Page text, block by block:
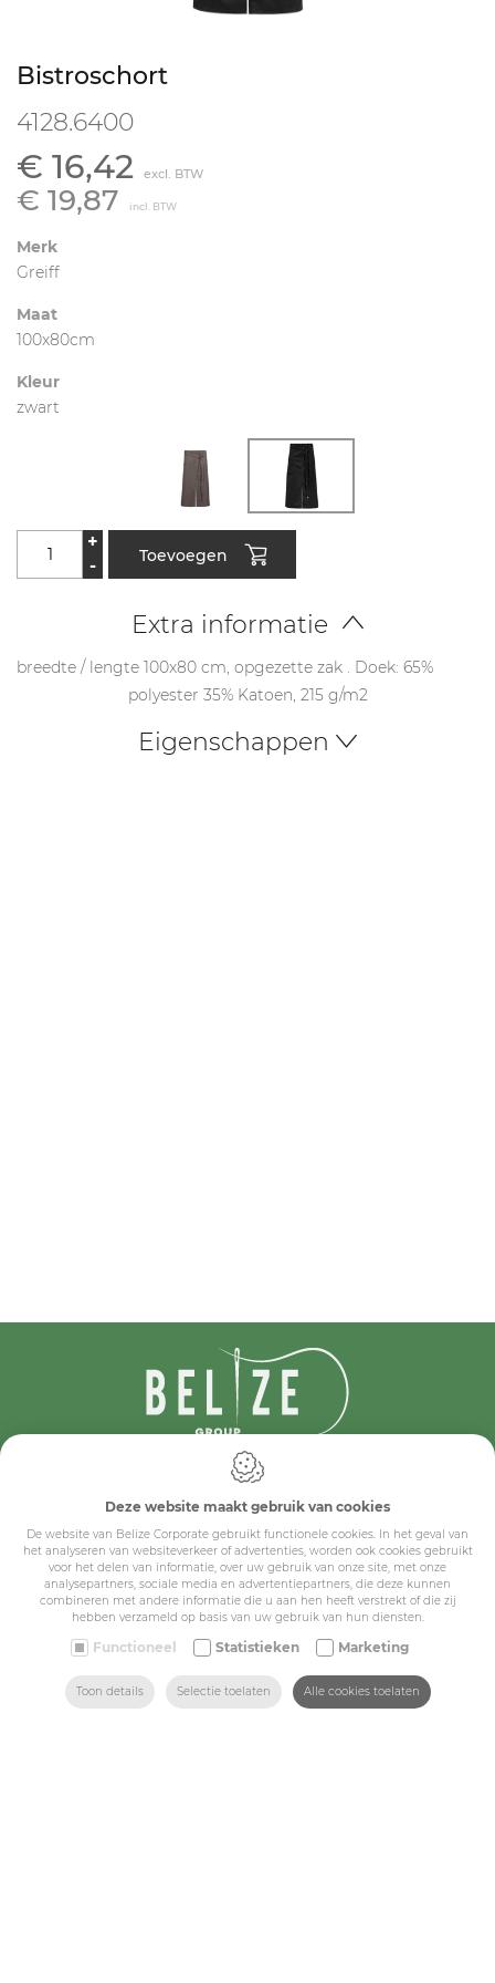
Bistroschort
4128.6400
€ 16,42 excl. BTW
€ 19,87 incl. BTW
Merk
Greiff
Maat
100x80cm
Kleur
zwart
+
-
Toevoegen
Extra informatie
breedte / lengte 100x80 cm, opgezette zak . Doek: 65%
polyester 35% Katoen, 215 g/m2
Eigenschappen
IDcreation 2024
Cookie policy
Privacy policy
Algemene voorwaarden
Belize Corporate
BE 0432.044.235
Sitemap
Corporate
Deze website maakt gebruik van cookies
De website van Belize Corporate gebruikt functionele cookies. In het geval van
het analyseren van websiteverkeer of advertenties, worden ook cookies gebruikt
voor het delen van informatie, over uw gebruik van onze site, met onze
analysepartners, sociale media en advertentiepartners, die deze kunnen
combineren met andere informatie die u aan hen heeft verstrekt of die zij
hebben verzameld op basis van uw gebruik van hun diensten.
Functioneel Statistieken Marketing
Toon details Selectie toelaten Alle cookies toelaten
ZOEKEN HOME MAIL ONS VIND ONS BEL ONS